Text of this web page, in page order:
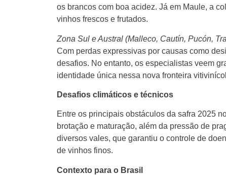
os brancos com boa acidez. Já em Maule, a
vinhos frescos e frutados.
Zona Sul e Austral (Malleco, Cautín, Pucón,
Com perdas expressivas por causas como
desafios. No entanto, os especialistas veem
identidade única nessa nova fronteira
Desafios climáticos e técnicos
Entre os principais obstáculos da safra 2025
brotação e maturação, além da pressão de
diversos vales, que garantiu o controle de
de vinhos finos.
Contexto para o Brasil